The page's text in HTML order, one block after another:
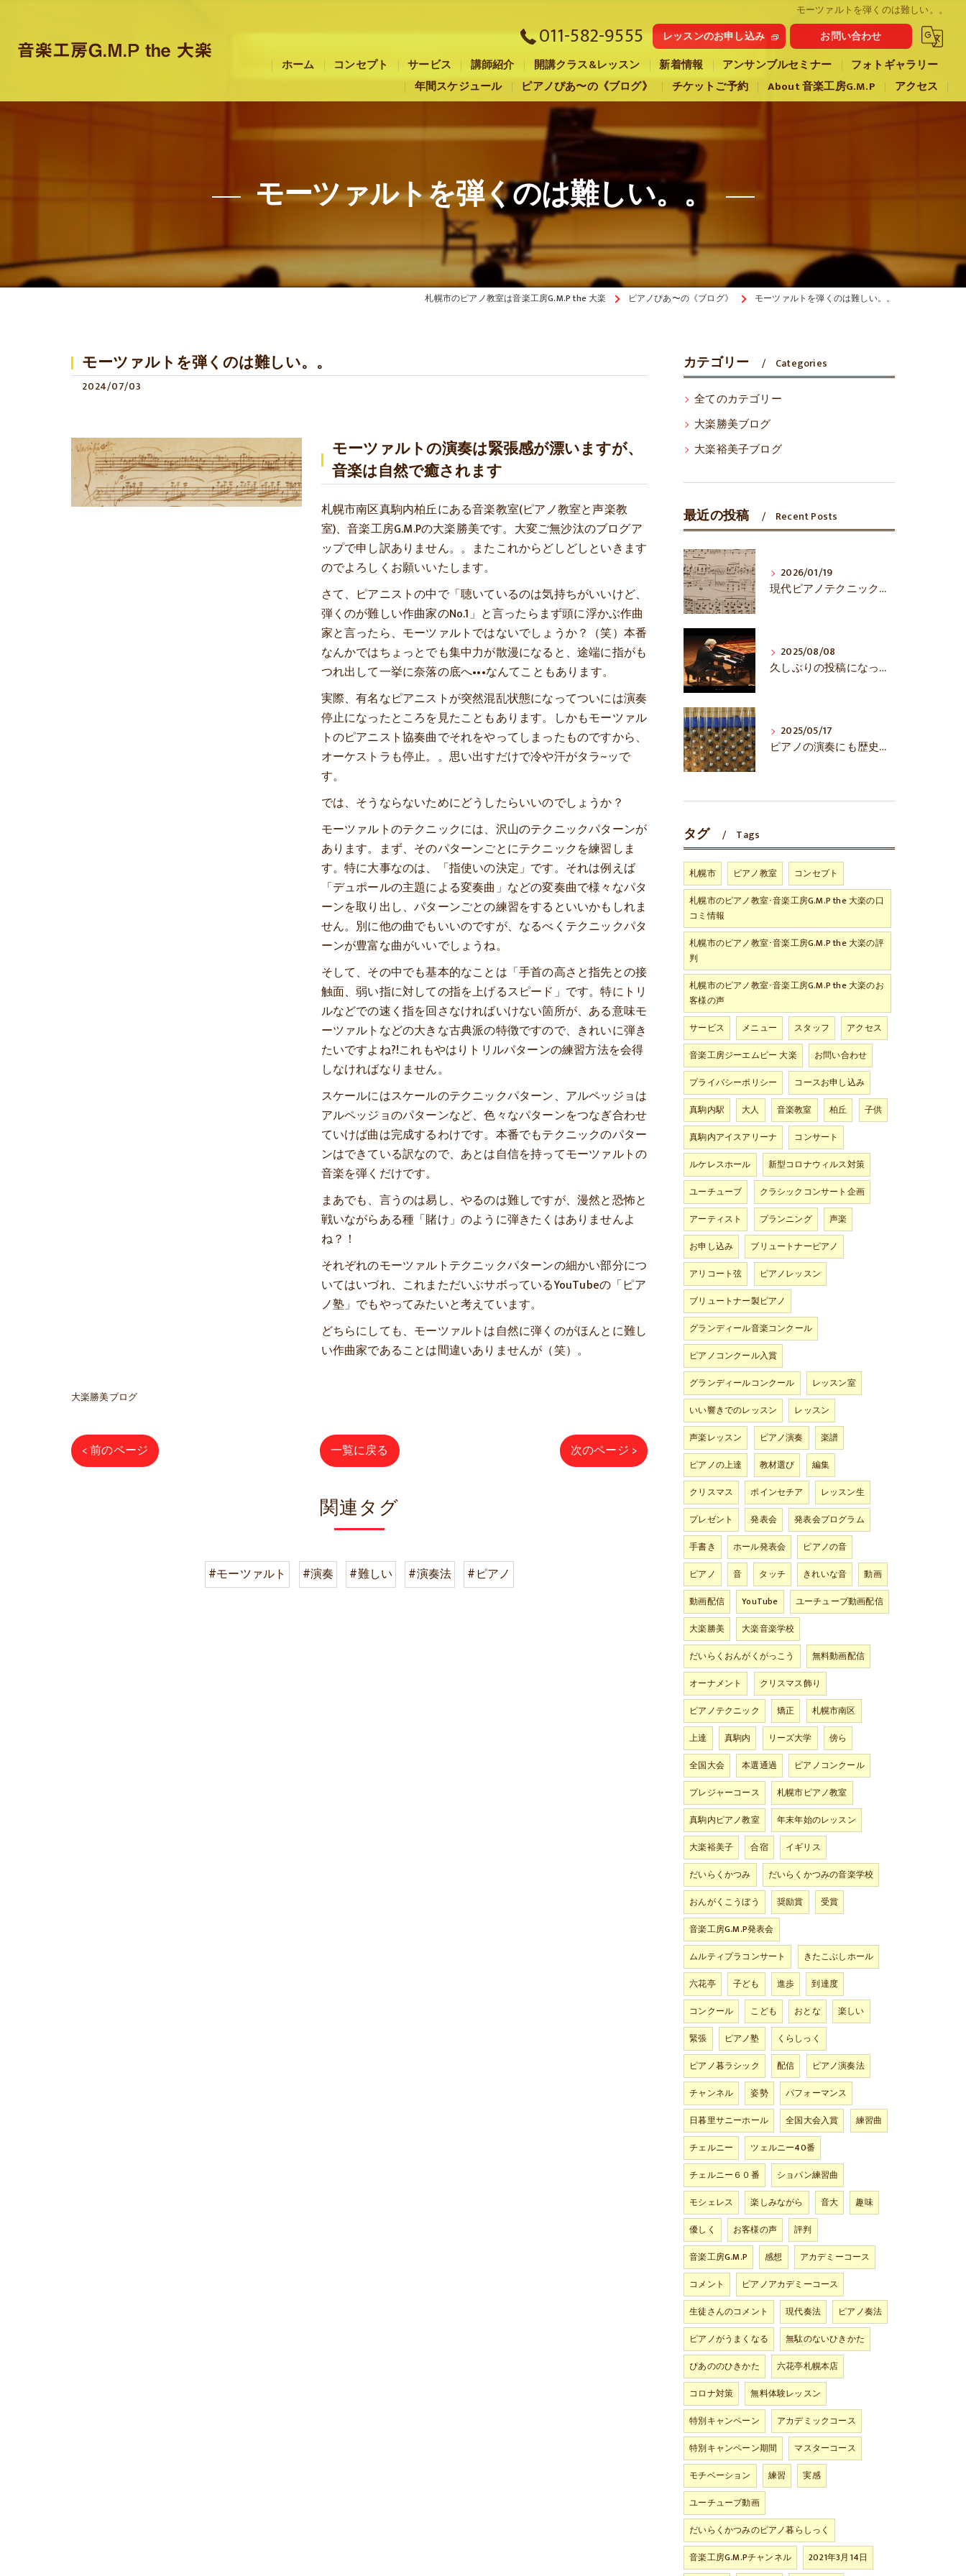
モーツァルトを弾くのは難しい。。
011-582-9555 レッスンのお申し込み お問い合わせ
ホーム コンセプト
札幌市のピアノ教室･音楽工房G.M.P the 大楽の口コミ情報
札幌市のピアノ教室･音楽工房G.M.P the 大楽の評判
札幌市のピアノ教室･音楽工房G.M.P the 大楽のお客様の声
サービス 講師紹介 開講クラス&レッスン 新着情報 アンサンブルセミナー
フォトギャラリー
年間スケジュール
ピアノぴあ〜の《ブログ》 チケットご予約 About 音楽工房G.M.P アクセス
モーツァルトを弾くのは難しい。。
札幌市のピアノ教室は音楽工房G.M.P the 大楽 ピアノぴあ〜の《ブログ》 モーツァルトを弾くのは難しい。。
モーツァルトを弾くのは難しい。。
2024/07/03
モーツァルトの演奏は緊張感が漂いますが、
音楽は自然で癒されます
札幌市南区真駒内柏丘にある音楽教室(ピアノ教室と声楽教
室)、音楽工房G.M.Pの大楽勝美です。大変ご無沙汰のブログア
ップで申し訳ありません。。またこれからどしどしといきます
のでよろしくお願いいたします。
さて、ピアニストの中で「聴いているのは気持ちがいいけど、
弾くのが難しい作曲家のNo.1」と言ったらまず頭に浮かぶ作曲
家と言ったら、モーツァルトではないでしょうか？（笑）本番
なんかではちょっとでも集中力が散漫になると、途端に指がも
つれ出して一挙に奈落の底へ•••なんてこともあります。
実際、有名なピアニストが突然混乱状態になってついには演奏
停止になったところを見たこともあります。しかもモーツァル
トのピアニスト協奏曲でそれをやってしまったものですから、
オーケストラも停止。。思い出すだけで冷や汗がタラ~ッで
す。
では、そうならないためにどうしたらいいのでしょうか？
モーツァルトのテクニックには、沢山のテクニックパターンが
あります。まず、そのパターンごとにテクニックを練習しま
す。特に大事なのは、「指使いの決定」です。それは例えば
「デュポールの主題による変奏曲」などの変奏曲で様々なパタ
ーンを取り出し、パターンごとの練習をするといいかもしれま
せん。別に他の曲でもいいのですが、なるべくテクニックパタ
ーンが豊富な曲がいいでしょうね。
そして、その中でも基本的なことは「手首の高さと指先との接
触面、弱い指に対しての指を上げるスピード」です。特にトリ
ルなどでの速く指を回さなければいけない箇所が、ある意味モ
ーツァルトなどの大きな古典派の特徴ですので、きれいに弾き
たいですよね?!これもやはりトリルパターンの練習方法を会得
しなければなりません。
スケールにはスケールのテクニックパターン、アルペッジョは
アルペッジョのパターンなど、色々なパターンをつなぎ合わせ
ていけば曲は完成するわけです。本番でもテクニックのパター
ンはできている訳なので、あとは自信を持ってモーツァルトの
音楽を弾くだけです。
まあでも、言うのは易し、やるのは難しですが、漫然と恐怖と
戦いながらある種「賭け」のように弾きたくはありませんよ
ね？！
それぞれのモーツァルトテクニックパターンの細かい部分につ
いてはいづれ、これまただいぶサボっているYouTubeの「ピア
ノ塾」でもやってみたいと考えています。
どちらにしても、モーツァルトは自然に弾くのがほんとに難し
い作曲家であることは間違いありませんが（笑）。
大楽勝美ブログ
< 前のページ 一覧に戻る 次のページ >
関連タグ
#モーツァルト #演奏 #難しい #演奏法 #ピアノ
カテゴリー Categories
全てのカテゴリー
大楽勝美ブログ
大楽裕美子ブログ
最近の投稿 Recent Posts
2026/01/19
現代ピアノテクニックは万能？
2025/08/08
久しぶりの投稿になってしまいました……
2025/05/17
ピアノの演奏にも歴史あり！？
タグ Tags
札幌市 ピアノ教室
コンセプト
札幌市のピアノ教室･音楽工房G.M.P the 大楽の口
コミ情報
札幌市のピアノ教室･音楽工房G.M.P the 大楽の評
判
札幌市のピアノ教室･音楽工房G.M.P the 大楽のお
客様の声
サービス
メニュー スタッフ
アクセス
音楽工房ジーエムピー 大楽
お問い合わせ
プライバシーポリシー
コースお申し込み
真駒内駅
大人 音楽教室 柏丘
子供
真駒内アイスアリーナ
コンサート
ルケレスホール
新型コロナウィルス対策
ユーチューブ
クラシックコンサート企画
アーティスト
プランニング
声楽
お申し込み
ブリュートナーピアノ
アリコート弦
ピアノレッスン
ブリュートナー製ピアノ
グランディール音楽コンクール
ピアノコンクール入賞
グランディールコンクール
レッスン室
いい響きでのレッスン
レッスン
声楽レッスン
ピアノ演奏
楽譜
ピアノの上達
教材選び
編集
クリスマス
ポインセチア
レッスン生
プレゼント
発表会
発表会プログラム
手書き
ホール発表会
ピアノの音
ピアノ
音 タッチ きれいな音
動画
動画配信
YouTube
ユーチューブ動画配信
大楽勝美
大楽音楽学校
だいらくおんがくがっこう
無料動画配信
オーナメント
クリスマス飾り
ピアノテクニック
矯正
札幌市南区
上達
真駒内 リーズ大学
傍ら
全国大会
本選通過
ピアノコンクール
プレジャーコース
札幌市ピアノ教室
真駒内ピアノ教室
年末年始のレッスン
大楽裕美子
合宿
イギリス
だいらくかつみ
だいらくかつみの音楽学校
おんがくこうぼう
奨励賞
受賞
音楽工房G.M.P発表会
ムルティプラコンサート
きたこぶしホール
六花亭
子ども 進歩
到達度
コンクール
こども おとな
楽しい
緊張
ピアノ塾
くらしっく
ピアノ暮ラシック
配信
ピアノ演奏法
チャンネル
姿勢
パフォーマンス
日暮里サニーホール
全国大会入賞
練習曲
チェルニー
ツェルニー40番
チェルニー６０番
ショパン練習曲
モシェレス
楽しみながら 音大
趣味
優しく
お客様の声
評判
音楽工房G.M.P
感想
アカデミーコース
コメント
ピアノアカデミーコース
生徒さんのコメント
現代奏法
ピアノ奏法
ピアノがうまくなる
無駄のないひきかた
ぴあののひきかた
六花亭札幌本店
コロナ対策
無料体験レッスン
特別キャンペーン
アカデミックコース
特別キャンペーン期間
マスターコース
モチベーション
練習
実感
ユーチューブ動画
だいらくかつみのピアノ暮らしっく
音楽工房G.M.Pチャンネル
2021年3月14日